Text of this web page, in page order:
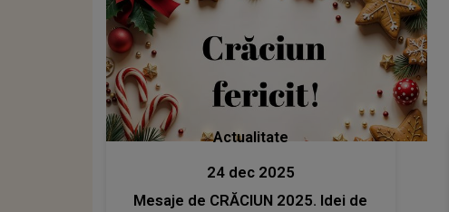
Actualitate
24 dec 2025
Mesaje de CRĂCIUN 2025. Idei de